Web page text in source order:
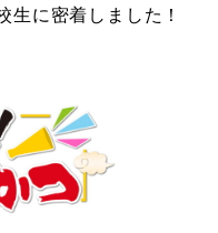
生に密着しました！